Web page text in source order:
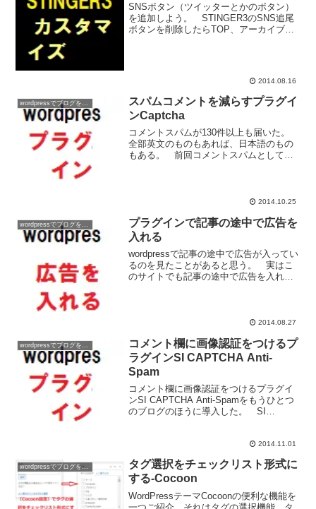
SNSボタン（ツイッターとかのボタン）
を追加しよう。 STINGER3のSNS追尾
ボタンを削除したらTOP、アーカイブな
2014.08.16
wordpressでブログを作ろう
スパムコメントを減らすプラグイ
ンCaptcha
コメントスパムが130件以上も届いた。
全部英文のものもあれば、日本語のもの
もある。 前回コメントスパムとして登
2014.10.25
プラグインで記事の途中で広告を
入れる
wordpressで記事の途中で広告が入ってい
るのを見たことがあると思う。 実はこ
のサイトでも記事の途中で広告を入れて
2014.08.27
wordpressでブログを作ろう
コメント欄に画像認証をつけるプ
ラグインSI CAPTCHA Anti-
Spam
コメント欄に画像認証をつけるプラグイ
ンSI CAPTCHA Anti-Spamをもうひとつ
のブログのほうに導入した。 SI
を排除するためのプラグインだ。2014.11.01
wordpressでブログを作ろう
タグ選択をチェックリスト形式に
する-Cocoon
WordPressテーマCocoonの便利な機能を